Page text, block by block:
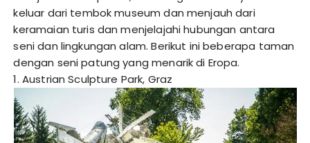
keluar dari tembok museum dan menjauh dari
keramaian turis dan menjelajahi hubungan antara
seni dan lingkungan alam. Berikut ini beberapa taman
dengan seni patung yang menarik di Eropa.
1. Austrian Sculpture Park, Graz